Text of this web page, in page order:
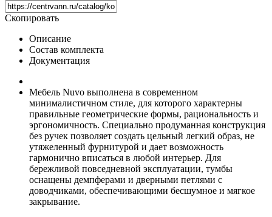
Скопировать
Описание
Состав комплекта
Документация
Мебель Nuvo выполнена в современном
минималистичном стиле, для которого характерны
правильные геометрические формы, рациональность и
эргономичность. Специально продуманная конструкция
без ручек позволяет создать цельный легкий образ, не
утяжеленный фурнитурой и дает возможность
гармонично вписаться в любой интерьер. Для
бережливой повседневной эксплуатации, тумбы
оснащены демпферами и дверными петлями с
доводчиками, обеспечивающими бесшумное и мягкое
закрывание.